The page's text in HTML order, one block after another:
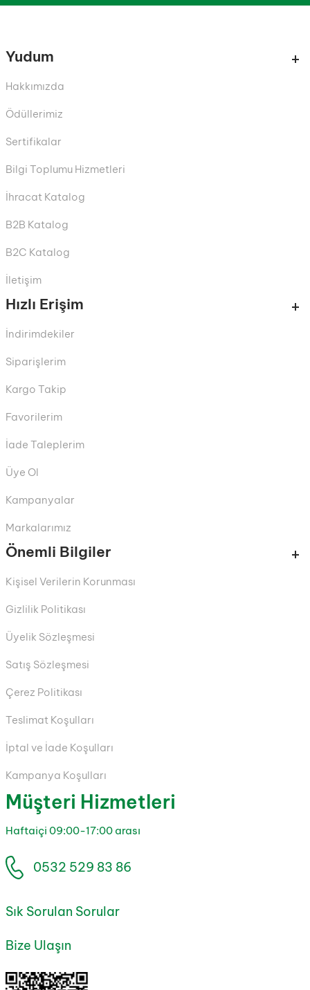
Yudum
Hakkımızda
Ödüllerimiz
Sertifikalar
Bilgi Toplumu Hizmetleri
İhracat Katalog
B2B Katalog
B2C Katalog
İletişim
Hızlı Erişim
İndirimdekiler
Siparişlerim
Kargo Takip
Favorilerim
İade Taleplerim
Üye Ol
Kampanyalar
Markalarımız
Önemli Bilgiler
Kişisel Verilerin Korunması
Gizlilik Politikası
Üyelik Sözleşmesi
Satış Sözleşmesi
Çerez Politikası
Teslimat Koşulları
İptal ve İade Koşulları
Kampanya Koşulları
Müşteri Hizmetleri
Haftaiçi 09:00-17:00 arası
0532 529 83 86
Sık Sorulan Sorular
Bize Ulaşın